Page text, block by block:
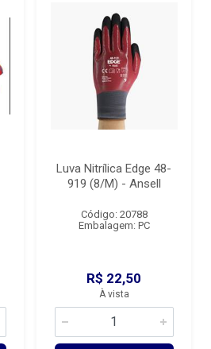
Luva Nitrílica Edge 48-
919 (8/M) - Ansell
Código: 20788
Embalagem: PC
R$ 22,50
À vista